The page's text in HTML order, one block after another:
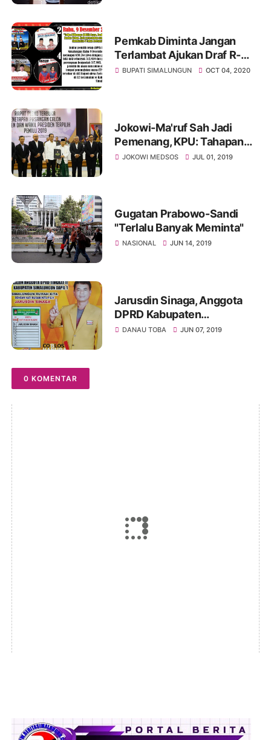
Pemkab Diminta Jangan
Terlambat Ajukan Draf R-
APBD 2021, P-APBD
BUPATI SIMALUNGUN OCT 04, 2020
Jokowi-Ma'ruf Sah Jadi
Pemenang, KPU: Tahapan
Pilpres 2019 Sudah Selesai
JOKOWI MEDSOS JUL 01, 2019
Gugatan Prabowo-Sandi
"Terlalu Banyak Meminta"
NASIONAL JUN 14, 2019
Jarusdin Sinaga, Anggota
DPRD Kabupaten
Simalungun “Termahal”
DANAU TOBA JUN 07, 2019
0 KOMENTAR